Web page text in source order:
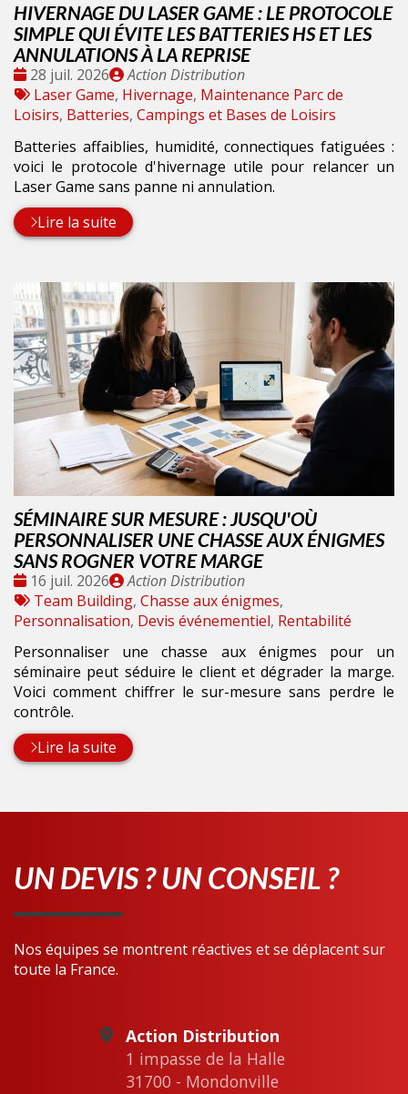
HIVERNAGE DU LASER GAME : LE PROTOCOLE
SIMPLE QUI ÉVITE LES BATTERIES HS ET LES
ANNULATIONS À LA REPRISE
Date
:
28 juil. 2026
Publié
par
Action Distribution
Tags
:
Laser Game, Hivernage, Maintenance Parc de
Loisirs, Batteries, Campings et Bases de Loisirs
Batteries affaiblies, humidité, connectiques fatiguées :
voici le protocole d'hivernage utile pour relancer un
Laser Game sans panne ni annulation.
Lire la suite
SÉMINAIRE SUR MESURE : JUSQU'OÙ
PERSONNALISER UNE CHASSE AUX ÉNIGMES
SANS ROGNER VOTRE MARGE
Date
:
16 juil. 2026
Publié
par
Action Distribution
Tags
:
Team Building, Chasse aux énigmes,
Personnalisation, Devis événementiel, Rentabilité
Personnaliser une chasse aux énigmes pour un
séminaire peut séduire le client et dégrader la marge.
Voici comment chiffrer le sur-mesure sans perdre le
contrôle.
Lire la suite
UN DEVIS ? UN CONSEIL ?
Nos équipes se montrent réactives et se déplacent sur
toute la France.
Action Distribution
1 impasse de la Halle
31700 - Mondonville